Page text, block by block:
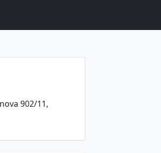
902/11,